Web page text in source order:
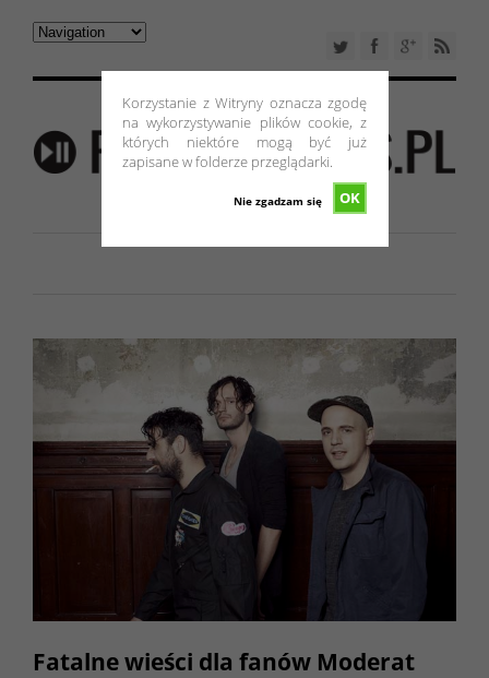
Korzystanie z Witryny oznacza zgodę
na wykorzystywanie plików cookie, z
których niektóre mogą być już
zapisane w folderze przeglądarki.
OK
Nie zgadzam się
Fatalne wieści dla fanów Moderat